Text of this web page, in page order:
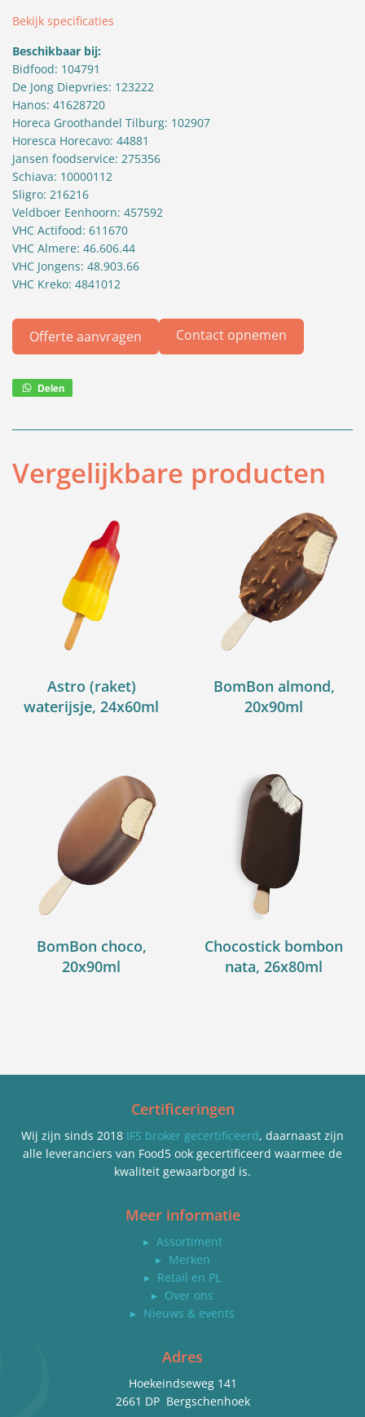
Bekijk specificaties
Beschikbaar bij:
Bidfood: 104791
De Jong Diepvries: 123222
Hanos: 41628720
Horeca Groothandel Tilburg: 102907
Horesca Horecavo: 44881
Jansen foodservice: 275356
Schiava: 10000112
Sligro: 216216
Veldboer Eenhoorn: 457592
VHC Actifood: 611670
VHC Almere: 46.606.44
VHC Jongens: 48.903.66
VHC Kreko: 4841012
Offerte aanvragen Contact opnemen
Delen
Vergelijkbare producten
Astro (raket)
waterijsje, 24x60ml
BomBon almond,
20x90ml
BomBon choco,
20x90ml
Chocostick bombon
nata, 26x80ml
Certificeringen
Wij zijn sinds 2018 IFS broker gecertificeerd, daarnaast zijn
alle leveranciers van Food5 ook gecertificeerd waarmee de
kwaliteit gewaarborgd is.
Meer informatie
▸ Assortiment
▸ Merken
▸ Retail en PL
▸ Over ons
▸ Nieuws & events
Adres
Hoekeindseweg 141
2661 DP Bergschenhoek